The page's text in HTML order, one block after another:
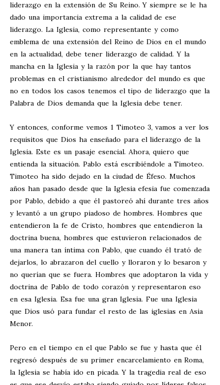
liderazgo en la extensión de Su Reino. Y siempre se le ha
dado una importancia extrema a la calidad de ese
liderazgo. La Iglesia, como representante y como
emblema de una extensión del Reino de Dios en el mundo
en la actualidad, debe tener liderazgo de calidad. Y la
mancha en la Iglesia y la razón por la que hay tantos
problemas en el cristianismo alrededor del mundo es que
no en todos los casos tenemos el tipo de liderazgo que la
Palabra de Dios demanda que la Iglesia debe tener.
Y entonces, conforme vemos 1 Timoteo 3, vamos a ver los
requisitos que Dios ha enseñado para el liderazgo de la
Iglesia. Este es un pasaje esencial. Ahora, quiero que
entienda la situación. Pablo está escribiéndole a Timoteo.
Timoteo ha sido dejado en la ciudad de Éfeso. Muchos
años han pasado desde que la Iglesia efesia fue comenzada
por Pablo, debido a que él pastoreó ahí durante tres años
y levantó a un grupo piadoso de hombres. Hombres que
entendieron la fe de Cristo, hombres que entendieron la
doctrina buena, hombres que estuvieron relacionados de
una manera tan íntima con Pablo, que cuando él trató de
dejarlos, lo abrazaron del cuello y lloraron y lo besaron y
no querían que se fuera. Hombres que adoptaron la vida y
doctrina de Pablo de todo corazón y representaron eso
en esa Iglesia. Esa fue una gran Iglesia. Fue una Iglesia
que Dios usó para fundar el resto de las iglesias en Asia
Menor.
Pero en el tiempo en el que Pablo se fue y hasta que él
regresó después de su primer encarcelamiento en Roma,
la Iglesia se había ido en picada. Y la tragedia real de eso